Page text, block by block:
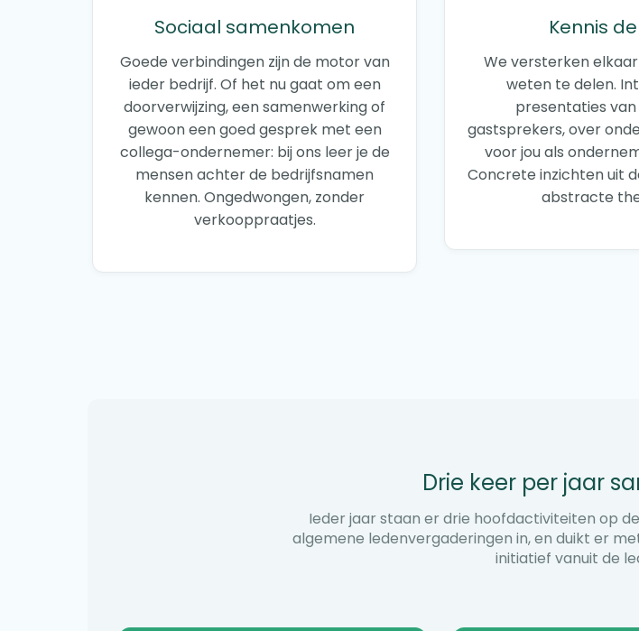
Sociaal samenkomen
Goede verbindingen zijn de motor van
ieder bedrijf. Of het nu gaat om een
doorverwijzing, een samenwerking of
gewoon een goed gesprek met een
collega-ondernemer: bij ons leer je de
mensen achter de bedrijfsnamen
kennen. Ongedwongen, zonder
verkooppraatjes.
Kennis
We versterken
weten te delen.
presentaties
gastsprekers, over
voor jou als
Concrete inzichten uit
abstracte
Drie keer per jaar
Ieder jaar staan er drie hoofdactiviteiten op
algemene ledenvergaderingen in, en duikt er
initiatief vanuit de